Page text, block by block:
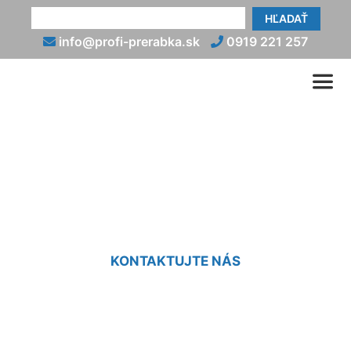
HĽADAŤ
info@profi-prerabka.sk 0919 221 257
KONTAKTUJTE NÁS